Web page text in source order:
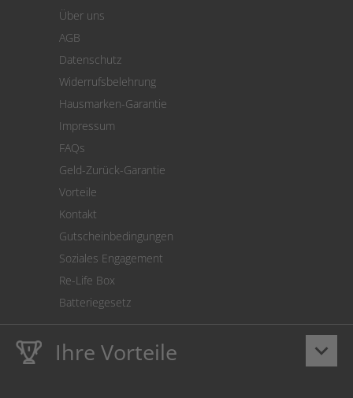
Cookie Einstellungen
Über uns
AGB
Datenschutz
Widerrufsbelehrung
Hausmarken-Garantie
Impressum
FAQs
Geld-Zurück-Garantie
Vorteile
Kontakt
Gutscheinbedingungen
Soziales Engagement
Re-Life Box
Batteriegesetz
keyboard_arrow_down
Ihre Vorteile